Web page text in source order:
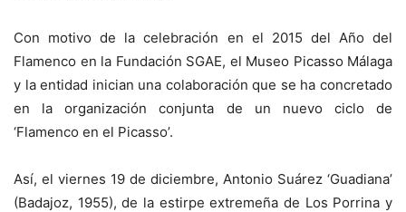
Con motivo de la celebración en el 2015 del Año del
Flamenco en la Fundación SGAE, el Museo Picasso Málaga
y la entidad inician una colaboración que se ha concretado
en la organización conjunta de un nuevo ciclo de
‘Flamenco en el Picasso’.
Así, el viernes 19 de diciembre, Antonio Suárez ‘Guadiana’
(Badajoz, 1955), de la estirpe extremeña de Los Porrina y